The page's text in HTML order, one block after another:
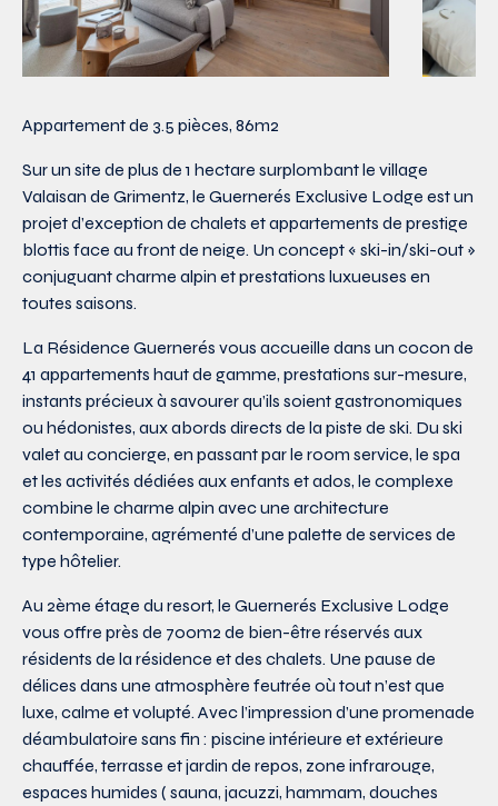
Appartement de 3.5 pièces, 86m2
Sur un site de plus de 1 hectare surplombant le village
Valaisan de Grimentz, le Guernerés Exclusive Lodge est un
projet d’exception de chalets et appartements de prestige
blottis face au front de neige. Un concept « ski-in/ski-out »
conjuguant charme alpin et prestations luxueuses en
toutes saisons.
La Résidence Guernerés vous accueille dans un cocon de
41 appartements haut de gamme, prestations sur-mesure,
instants précieux à savourer qu’ils soient gastronomiques
ou hédonistes, aux abords directs de la piste de ski. Du ski
valet au concierge, en passant par le room service, le spa
et les activités dédiées aux enfants et ados, le complexe
combine le charme alpin avec une architecture
contemporaine, agrémenté d’une palette de services de
type hôtelier.
Au 2ème étage du resort, le Guernerés Exclusive Lodge
vous offre près de 700m2 de bien-être réservés aux
résidents de la résidence et des chalets. Une pause de
délices dans une atmosphère feutrée où tout n’est que
luxe, calme et volupté. Avec l’impression d’une promenade
déambulatoire sans fin : piscine intérieure et extérieure
chauffée, terrasse et jardin de repos, zone infrarouge,
espaces humides ( sauna, jacuzzi, hammam, douches